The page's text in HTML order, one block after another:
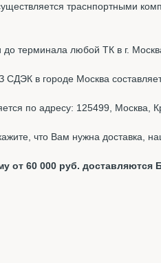
траснпортными
терминала любой ТК в г.
СДЭК в городе Москва
по адресу: 125499, Москва,
что Вам нужна доставка,
от 60 000 руб.